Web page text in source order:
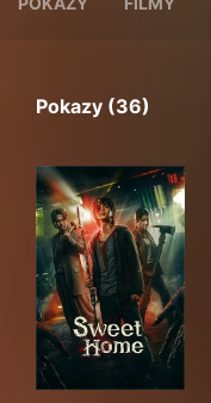
Pokazy (36)